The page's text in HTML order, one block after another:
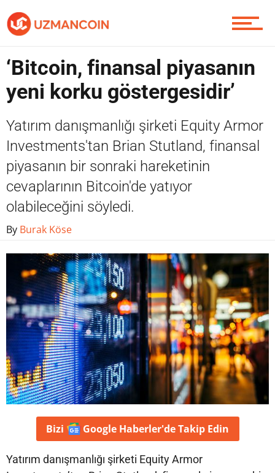
Yazarlardan
Soru Sor
Contact / İletişim
‘Bitcoin, finansal piyasanın
yeni korku göstergesidir’
Yatırım danışmanlığı şirketi Equity Armor
Investments'tan Brian Stutland, finansal
piyasanın bir sonraki hareketinin
cevaplarının Bitcoin'de yatıyor
olabileceğini söyledi.
By Burak Köse
Bizi Google Haberler'deTakip Edin
Yatırım danışmanlığı şirketi Equity Armor